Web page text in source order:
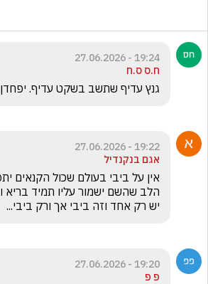
19:24 - 27.06.2026
ח.ס ס.ח
גנץ עדיף שתשב בשקט עדיף. יפחדן
19:22 - 27.06.2026
אגם בנקנדיל
יש רק אחד וזה ביבי אך ורק ביבי...
19:20 - 27.06.2026
פ פ